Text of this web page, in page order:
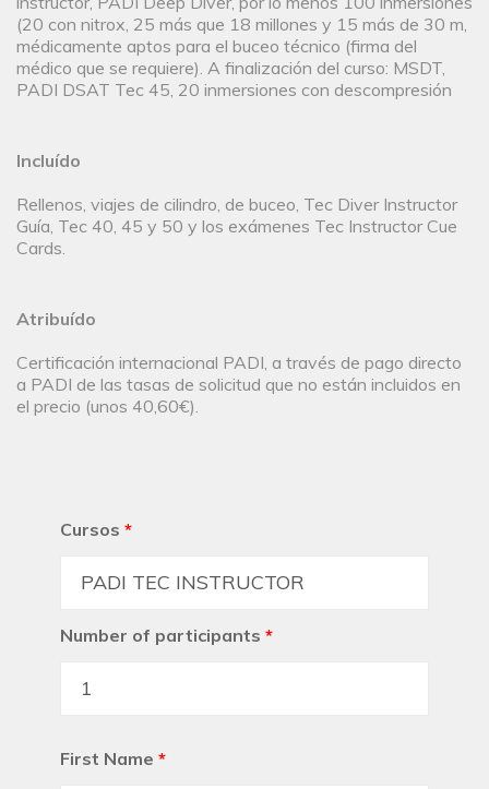
(20 con nitrox, 25 más que 18 millones y 15 más de 30 m,
médicamente aptos para el buceo técnico (firma del
médico que se requiere). A finalización del curso: MSDT,
PADI DSAT Tec 45, 20 inmersiones con descompresión
Incluído
Rellenos, viajes de cilindro, de buceo, Tec Diver Instructor
Guía, Tec 40, 45 y 50 y los exámenes Tec Instructor Cue
Cards.
Atribuído
Certificación internacional PADI, a través de pago directo
a PADI de las tasas de solicitud que no están incluidos en
el precio (unos 40,60€).
Cursos *
Number of participants *
First Name *